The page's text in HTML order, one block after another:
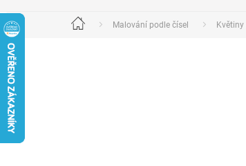
Domů Malování podle čísel